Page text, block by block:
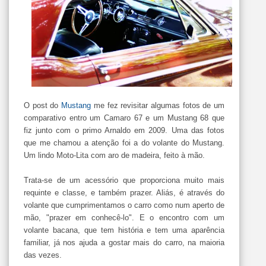
O post do Mustang me fez revisitar algumas fotos de um
comparativo entro um Camaro 67 e um Mustang 68 que
fiz junto com o primo Arnaldo em 2009. Uma das fotos
que me chamou a atenção foi a do volante do Mustang.
Um lindo Moto-Lita com aro de madeira, feito à mão.
Trata-se de um acessório que proporciona muito mais
requinte e classe, e também prazer. Aliás, é através do
volante que cumprimentamos o carro como num aperto de
mão, "prazer em conhecê-lo". E o encontro com um
volante bacana, que tem história e tem uma aparência
familiar, já nos ajuda a gostar mais do carro, na maioria
das vezes.